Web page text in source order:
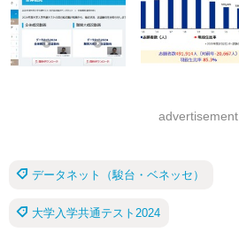
advertisement
データネット（駿台・ベネッセ）
大学入学共通テスト2024